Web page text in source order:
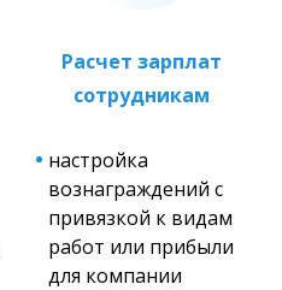
Расчет зарплат
сотрудникам
настройка
вознаграждений с
привязкой к видам
работ или прибыли
для компании